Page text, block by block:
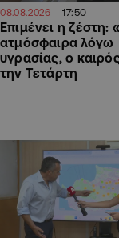
08.08.2026 17:50
Επιμένει η ζέστη:
ατμόσφαιρα λόγω
υγρασίας, ο
την Τετάρτη